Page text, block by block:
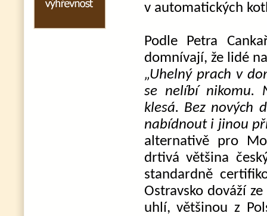
v automatických
Podle Petra
domnívají, že lidé
„Uhelný prach v
se nelíbí nikomu.
klesá. Bez nových
nabídnout i jinou
alternativě pro
drtivá většina
standardně
Ostravsko dováží
uhlí, většinou z